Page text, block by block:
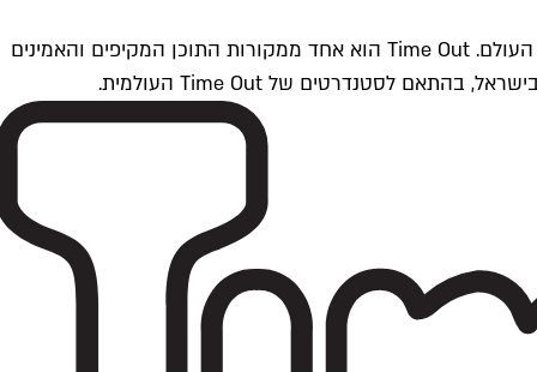
Time Outתל אביב הוא חלק מרשת Time Out Global — רשת מדיה בינלאומית הפועלת ב-360 ערים מרכזיות וב-60 מדינות ברחבי העולם. Time Out הוא אחד ממקורות התוכן המקיפים והאמינים